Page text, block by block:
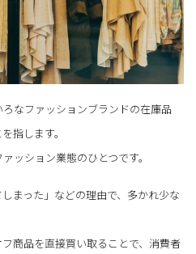
なファッションブランドの在庫品
指します。
ッション業態のひとつです。
まった」などの理由で、多かれ少な
商品を直接買い取ることで、消費者